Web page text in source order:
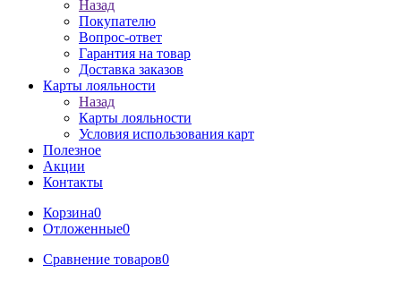
Назад
Покупателю
Вопрос-ответ
Гарантия на товар
Доставка заказов
Карты лояльности
Назад
Карты лояльности
Условия использования карт
Полезное
Акции
Контакты
Корзина0
Отложенные0
Сравнение товаров0